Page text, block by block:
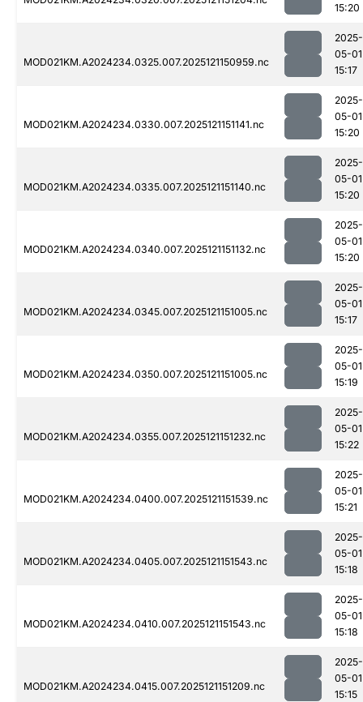
15:20
MOD021KM.A2024234.0325.007.2025121150959.nc
2025-
05-01
15:17
MOD021KM.A2024234.0330.007.2025121151141.nc
2025-
05-01
15:20
MOD021KM.A2024234.0335.007.2025121151140.nc
2025-
05-01
15:20
MOD021KM.A2024234.0340.007.2025121151132.nc
2025-
05-01
15:20
MOD021KM.A2024234.0345.007.2025121151005.nc
2025-
05-01
15:17
MOD021KM.A2024234.0350.007.2025121151005.nc
2025-
05-01
15:19
MOD021KM.A2024234.0355.007.2025121151232.nc
2025-
05-01
15:22
MOD021KM.A2024234.0400.007.2025121151539.nc
2025-
05-01
15:21
MOD021KM.A2024234.0405.007.2025121151543.nc
2025-
05-01
15:18
MOD021KM.A2024234.0410.007.2025121151543.nc
2025-
05-01
15:18
MOD021KM.A2024234.0415.007.2025121151209.nc
2025-
05-01
15:15